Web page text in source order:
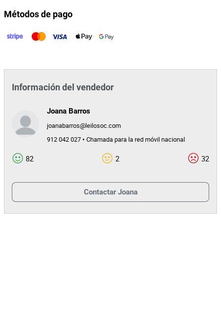
Métodos de pago
Información del vendedor
Joana Barros
joanabarros@leilosoc.com
912 042 027 • Chamada para la red móvil nacional
82 2 32
Contactar Joana